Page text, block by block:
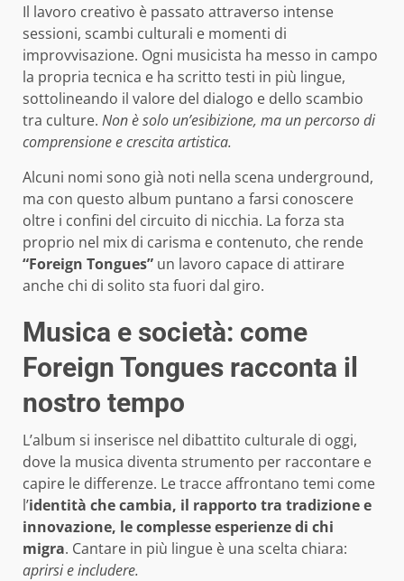
Il lavoro creativo è passato attraverso intense
sessioni, scambi culturali e momenti di
improvvisazione. Ogni musicista ha messo in campo
la propria tecnica e ha scritto testi in più lingue,
sottolineando il valore del dialogo e dello scambio
tra culture. Non è solo un’esibizione, ma un percorso di
comprensione e crescita artistica.
Alcuni nomi sono già noti nella scena underground,
ma con questo album puntano a farsi conoscere
oltre i confini del circuito di nicchia. La forza sta
proprio nel mix di carisma e contenuto, che rende
“Foreign Tongues” un lavoro capace di attirare
anche chi di solito sta fuori dal giro.
Musica e società: come
Foreign Tongues racconta il
nostro tempo
L’album si inserisce nel dibattito culturale di oggi,
dove la musica diventa strumento per raccontare e
capire le differenze. Le tracce affrontano temi come
l’identità che cambia, il rapporto tra tradizione e
innovazione, le complesse esperienze di chi
migra. Cantare in più lingue è una scelta chiara:
aprirsi e includere.